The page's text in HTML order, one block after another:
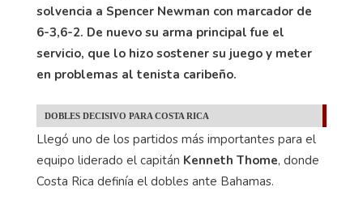
solvencia a Spencer Newman con marcador de
6-3,6-2. De nuevo su arma principal fue el
servicio, que lo hizo sostener su juego y meter
en problemas al tenista caribeño.
DOBLES DECISIVO PARA COSTA RICA
Llegó uno de los partidos más importantes para el
equipo liderado el capitán Kenneth Thome, donde
Costa Rica definía el dobles ante Bahamas.